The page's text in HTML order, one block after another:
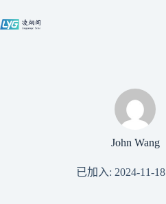
过
John Wang
已加入: 2024-11-18